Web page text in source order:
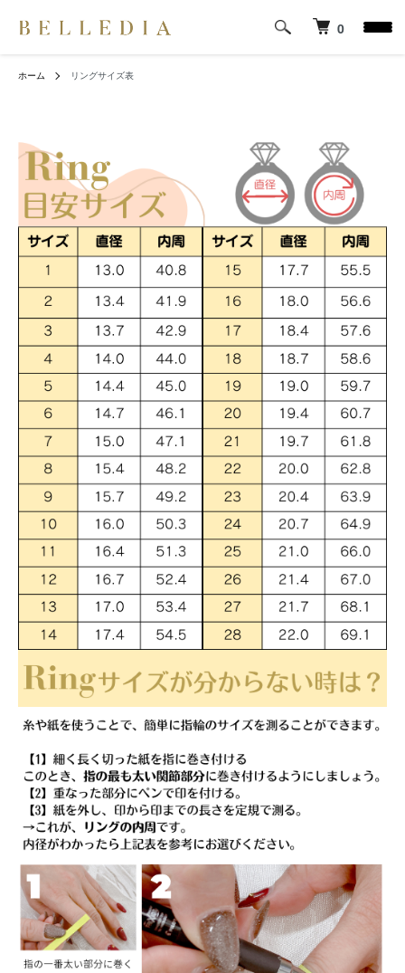
0
ホーム リングサイズ表